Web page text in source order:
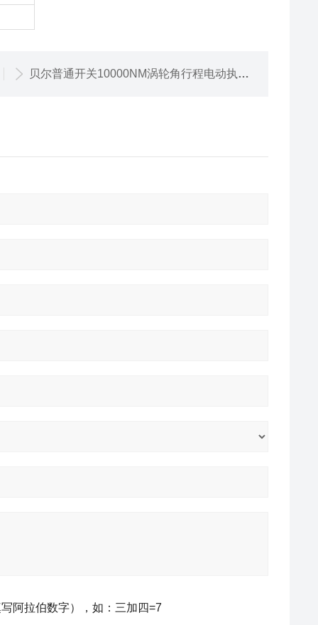
贝尔普通开关10000NM涡轮角行程电动执行器
阿拉伯数字），如：三加四=7